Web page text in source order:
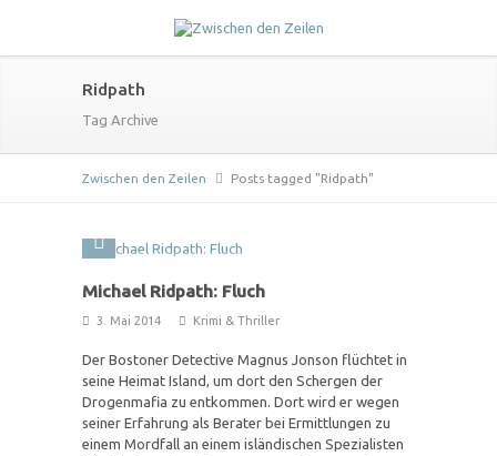
Ridpath
Tag Archive
Zwischen den Zeilen Posts tagged "Ridpath"
Michael Ridpath: Fluch
3. Mai 2014 Krimi & Thriller
Der Bostoner Detective Magnus Jonson flüchtet in
seine Heimat Island, um dort den Schergen der
Drogenmafia zu entkommen. Dort wird er wegen
seiner Erfahrung als Berater bei Ermittlungen zu
einem Mordfall an einem isländischen Spezialisten